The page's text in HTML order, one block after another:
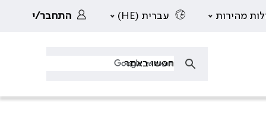
מהירות עברית (HE) התחבר/י